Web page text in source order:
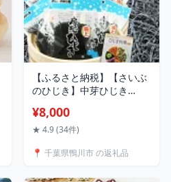
【ふるさと納税】【さいぶ
のひじき】中芽ひじき
付き [0008-0055]
¥8,000
★ 4.9 (34件)
📍 千葉県鴨川市 の返礼品